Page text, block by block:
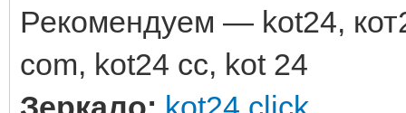
Рекомендуем — kot24,
com, kot24 cc, kot 24